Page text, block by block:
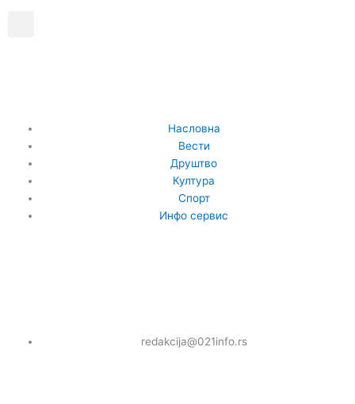
Насловна
Вести
Друштво
Култура
Спорт
Инфо сервис
a
w o
redakcija@021info.rs